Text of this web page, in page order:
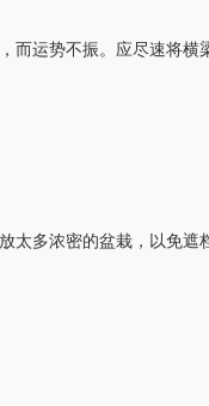
运势不振。应尽速将横
多浓密的盆栽，以免